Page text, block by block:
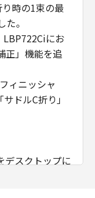
時の1束の最
。
にお
正」機能を追
ィニッシャ
ドルC折り」
デスクトップに